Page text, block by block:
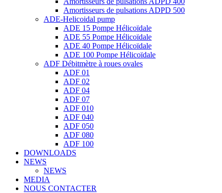
Amortisseurs de pulsations ADPD 500
ADE-Helicoidal pump
ADE 15 Pompe Ηélicoïdale
ADE 55 Pompe Ηélicoïdale
ADE 40 Pompe Ηélicoïdale
ADE 100 Pompe Ηélicoïdale
ADF Débitmètre à roues ovales
ADF 01
ADF 02
ADF 04
ADF 07
ADF 010
ADF 040
ADF 050
ADF 080
ADF 100
DOWNLOADS
NEWS
NEWS
MEDIA
NOUS CONTACTER